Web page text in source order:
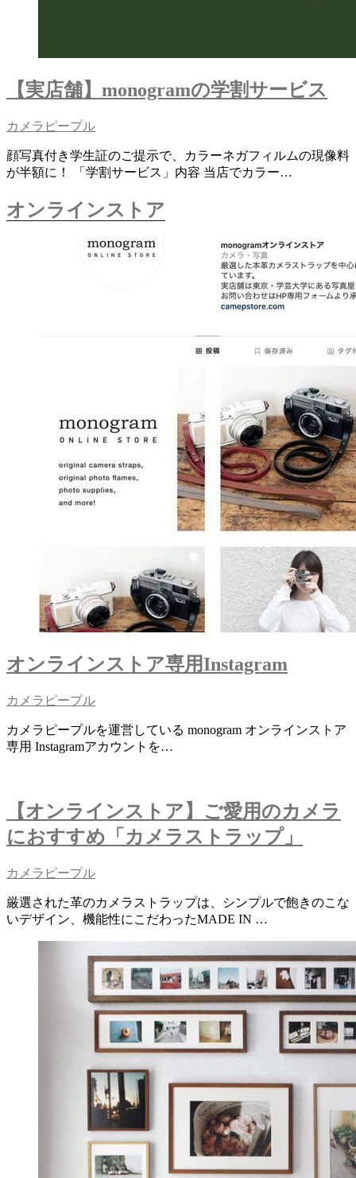
【実店舗】monogramの学割サービス
カメラピープル
顔写真付き学生証のご提示で、カラーネガフィルムの現像料
が半額に！ 「学割サービス」内容 当店でカラー…
オンラインストア
オンラインストア専用Instagram
カメラピープル
カメラピープルを運営している monogram オンラインストア
専用 Instagramアカウントを…
【オンラインストア】ご愛用のカメラ
におすすめ「カメラストラップ」
カメラピープル
厳選された革のカメラストラップは、シンプルで飽きのこな
いデザイン、機能性にこだわったMADE IN …